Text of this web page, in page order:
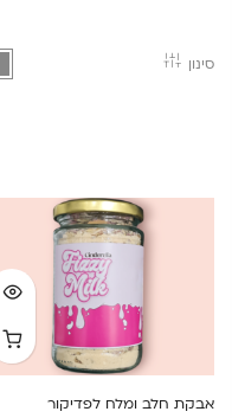
סינון
אבקת חלב ומלח לפדיקור